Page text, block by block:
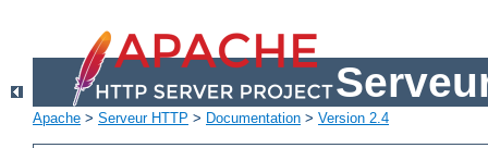
Apache > Serveur HTTP > Documentation > Version 2.4